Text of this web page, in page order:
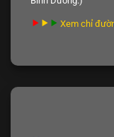
Xem chỉ